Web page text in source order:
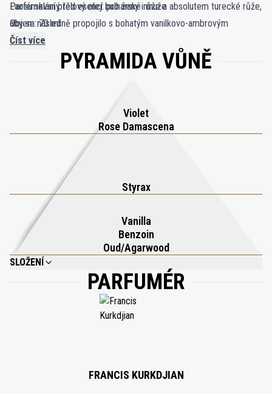
Laosu sklání před esencí bulharské růže a absolutem turecké růže,
aby se následně propojilo s bohatým vanilkovo-ambrovým
akordem. Oud Satin Mood parfémovaný tělový olej je uložen v
ikonickém skleněném flakonu značky a jeho složení obsahuje oleje
prodloužení vonné stopy doplňte svůj beauty rituál dalšími
produkty Oud Satin Mood: čisticím gelem na ruce a tělo, tělovým
mlékem, vlasovou mlhou a tuhým mýdlem.
Parfémovaný tělový olej: pro ženy i muže
Objem: 70 ml
Číst více
PYRAMIDA VŮNĚ
Violet
Rose Damascena
Styrax
Vanilla
Benzoin
Oud/Agarwood
SLOŽENÍ
COCO-CAPRYLATE/CAPRATE; ISOPROPYL PALMITATE; CAPRYLIC/CAPRIC
TRIGLYCERIDE; PRUNUS AMYGDALUS DULCIS (SWEET ALMOND) OIL;
PARFUM (FRAGRANCE); MACADAMIA INTEGRIFOLIA SEED OIL; PRUNUS
ARMENIACA (APRICOT) KERNEL OIL; CETEARYL ISONONANOATE;
PARFUMÉR
FRANCIS KURKDJIAN